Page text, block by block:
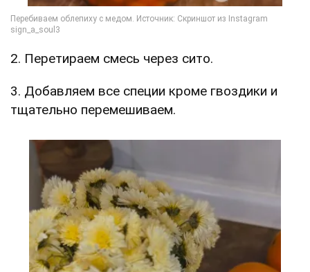
2. Перетираем смесь через сито.
3. Добавляем все специи кроме гвоздики и
тщательно перемешиваем.